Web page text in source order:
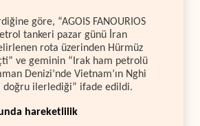
göre, “AGOIS FANOURIOS
tankeri pazar günü İran
rota üzerinden Hürmüz
ve geminin “Irak ham petrolü
Denizi’nde Vietnam’ın Nghi
doğru ilerlediği” ifade edildi.
hareketlilik